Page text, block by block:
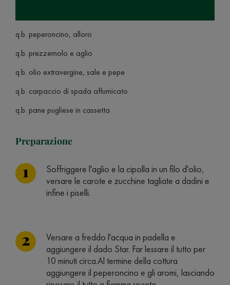
q.b. peperoncino, alloro
q.b. prezzemolo e aglio
q.b. olio extravergine, sale e pepe
q.b. carpaccio di spada affumicato
q.b. pane pugliese in cassetta
Preparazione
Soffriggere l'aglio e la cipolla in un filo d'olio,
versare le carote e zucchine tagliate a dadini e
infine i piselli.
Versare a freddo l'acqua in padella e
aggiungere il dado Star. Far lessare il tutto per
10 minuti circa.Al termine della cottura
aggiungere il peperoncino e gli aromi, lasciando